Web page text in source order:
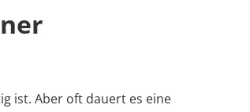
ist. Aber oft dauert es eine